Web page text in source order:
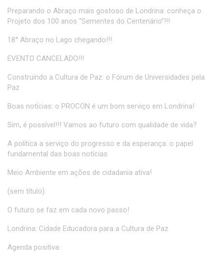
Preparando o Abraço mais gostoso de Londrina: conheça o
Projeto dos 100 anos “Sementes do Centenário”!!!
18° Abraço no Lago chegando!!!
EVENTO CANCELADO!!!
Construindo a Cultura de Paz: o Fórum de Universidades pela
Paz
Boas notícias: o PROCON é um bom serviço em Londrina!
Sim, é possível!!! Vamos ao futuro com qualidade de vida?
A política a serviço do progresso e da esperança: o papel
fundamental das boas notícias
Meio Ambiente em ações de cidadania ativa!
(sem título)
O futuro se faz em cada novo passo!
Londrina: Cidade Educadora para a Cultura de Paz
Agenda positiva: